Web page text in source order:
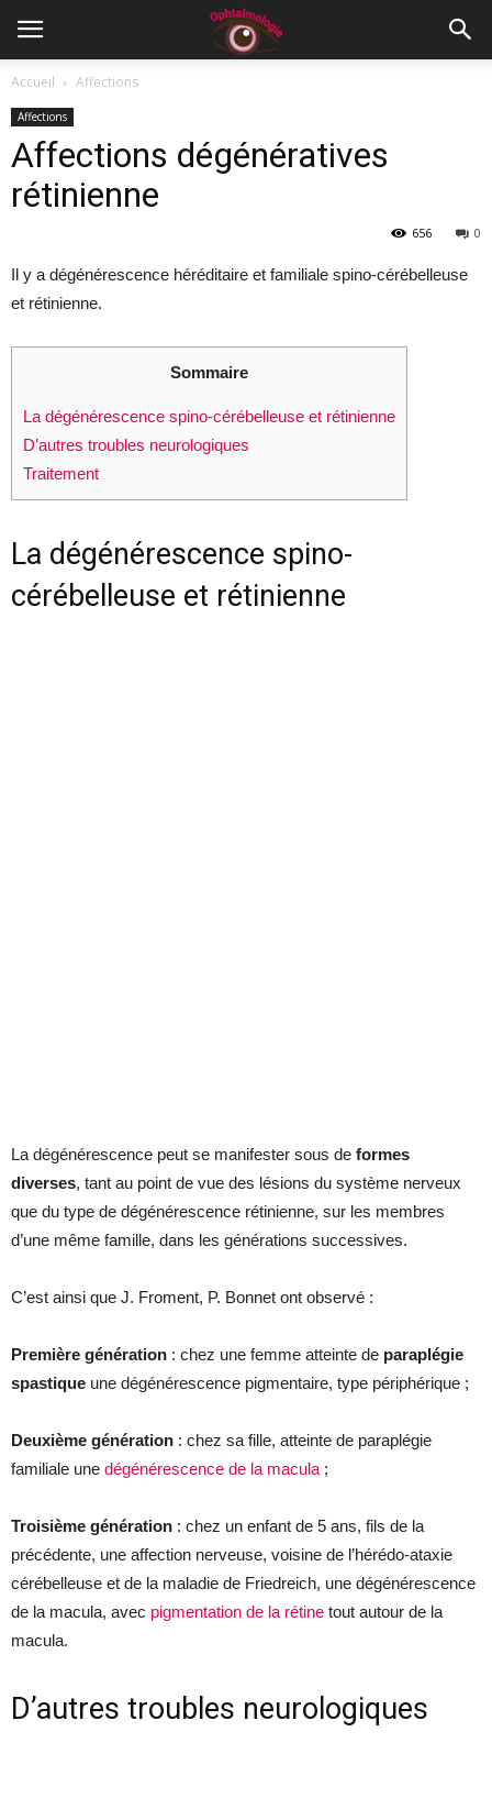
Accueil Affections
Affections
Affections dégénératives
rétinienne
0
656
Il y a dégénérescence héréditaire et familiale spino-cérébelleuse
et rétinienne.
Sommaire
La dégénérescence spino-cérébelleuse et rétinienne
D’autres troubles neurologiques
Traitement
La dégénérescence spino-
cérébelleuse et rétinienne
La dégénérescence peut se manifester sous de formes
diverses, tant au point de vue des lésions du système nerveux
que du type de dégénérescence rétinienne, sur les membres
d’une même famille, dans les générations successives.
C’est ainsi que J. Froment, P. Bonnet ont observé :
Première génération : chez une femme atteinte de paraplégie
spastique une dégénérescence pigmentaire, type périphérique ;
Deuxième génération : chez sa fille, atteinte de paraplégie
familiale une dégénérescence de la macula ;
Troisième génération : chez un enfant de 5 ans, fils de la
précédente, une affection nerveuse, voisine de l’hérédo-ataxie
cérébelleuse et de la maladie de Friedreich, une dégénérescence
de la macula, avec pigmentation de la rétine tout autour de la
macula.
D’autres troubles neurologiques